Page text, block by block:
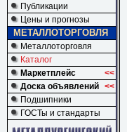
Публикации
Цены и прогнозы
МЕТАЛЛОТОРГОВЛЯ
Металлоторговля
Каталог
Маркетплейс
<<
Доска объявлений <<
Подшипники
ГОСТы и стандарты